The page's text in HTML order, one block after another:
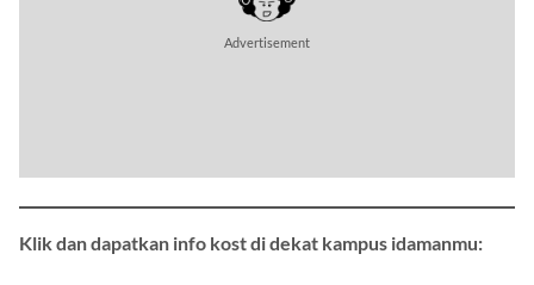
Advertisement
Klik dan dapatkan info kost di dekat kampus idamanmu: